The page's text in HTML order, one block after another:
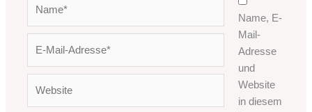
Adresse*
Name, E-
Mail-
Adresse
und
Website
in diesem